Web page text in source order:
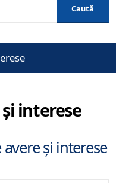
Caută
interese
și interese